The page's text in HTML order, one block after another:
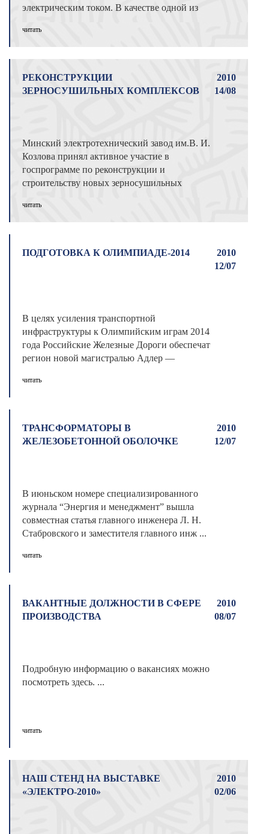
электрическим током. В качестве одной из
читать
РЕКОНСТРУКЦИИ
ЗЕРНОСУШИЛЬНЫХ КОМПЛЕКСОВ
2010
14/08
Минский электротехнический завод им.В. И.
Козлова принял активное участие в
госпрограмме по реконструкции и
строительству новых зерносушильных
читать
ПОДГОТОВКА К ОЛИМПИАДЕ-2014
2010
12/07
В целях усиления транспортной
инфраструктуры к Олимпийским играм 2014
года Российские Железные Дороги обеспечат
регион новой магистралью Адлер —
читать
ТРАНСФОРМАТОРЫ В
ЖЕЛЕЗОБЕТОННОЙ ОБОЛОЧКЕ
2010
12/07
В июньском номере специализированного
журнала “Энергия и менеджмент” вышла
совместная статья главного инженера Л. Н.
Стабровского и заместителя главного инж ...
читать
ВАКАНТНЫЕ ДОЛЖНОСТИ В СФЕРЕ
ПРОИЗВОДСТВА
2010
08/07
Подробную информацию о вакансиях можно
посмотреть здесь. ...
читать
НАШ СТЕНД НА ВЫСТАВКЕ
«ЭЛЕКТРО-2010»
2010
02/06